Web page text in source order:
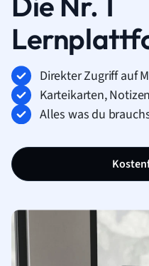
Direkter Zugriff auf
Karteikarten,
Alles was du